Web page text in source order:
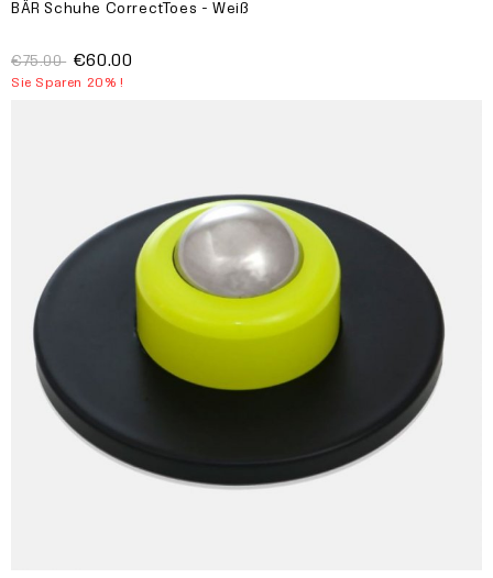
BÄR Schuhe CorrectToes - Weiß
€75.00 €60.00
Sie Sparen 20% !